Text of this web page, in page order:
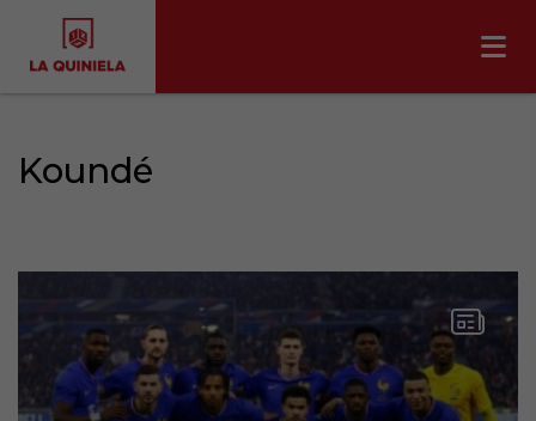
Koundé